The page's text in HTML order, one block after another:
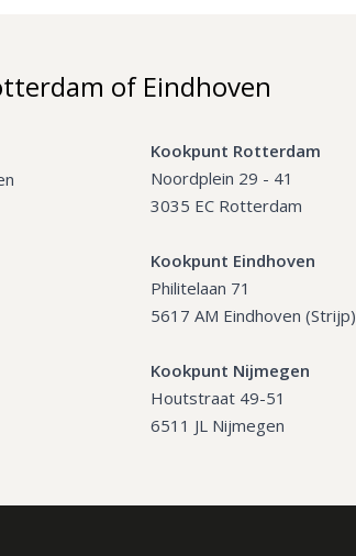
of Eindhoven
Kookpunt Rotterdam
Noordplein 29 - 41
3035 EC Rotterdam
Kookpunt Eindhoven
Philitelaan 71
5617 AM Eindhoven (Strijp)
Kookpunt Nijmegen
Houtstraat 49-51
6511 JL Nijmegen